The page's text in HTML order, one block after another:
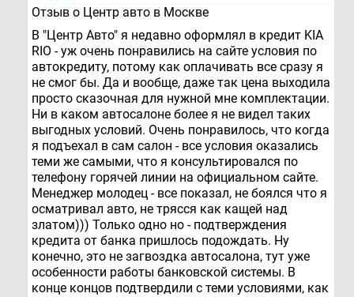
Отзыв о Центр авто в Москве
В "Центр Авто" я недавно оформлял в кредит KIA
RIO - уж очень понравились на сайте условия по
автокредиту, потому как оплачивать все сразу я
не смог бы. Да и вообще, даже так цена выходила
просто сказочная для нужной мне комплектации.
Ни в каком автосалоне более я не видел таких
выгодных условий. Очень понравилось, что когда
я подъехал в сам салон - все условия оказались
теми же самыми, что я консультировался по
телефону горячей линии на официальном сайте.
Менеджер молодец - все показал, не боялся что я
осматривал авто, не трясся как кащей над
златом))) Только одно но - подтверждения
кредита от банка пришлось подождать. Ну
конечно, это не загвоздка автосалона, тут уже
особенности работы банковской системы. В
конце концов подтвердили с теми условиями, как